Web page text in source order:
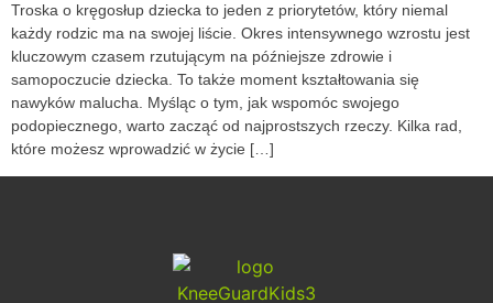
Troska o kręgosłup dziecka to jeden z priorytetów, który niemal
każdy rodzic ma na swojej liście. Okres intensywnego wzrostu jest
kluczowym czasem rzutującym na późniejsze zdrowie i
samopoczucie dziecka. To także moment kształtowania się
nawyków malucha. Myśląc o tym, jak wspomóc swojego
podopiecznego, warto zacząć od najprostszych rzeczy. Kilka rad,
które możesz wprowadzić w życie […]